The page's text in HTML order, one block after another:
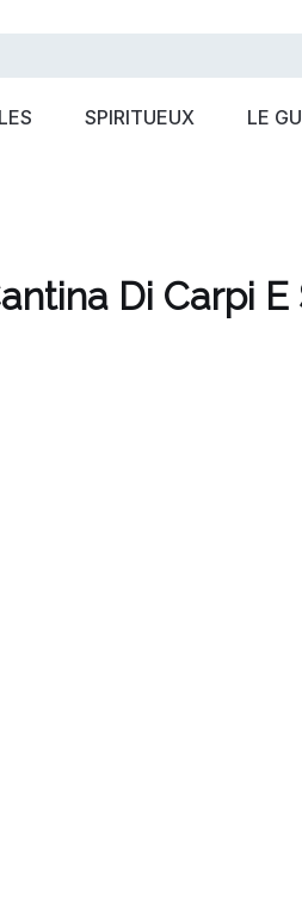
SPIRITUEUX LE
Di Carpi E